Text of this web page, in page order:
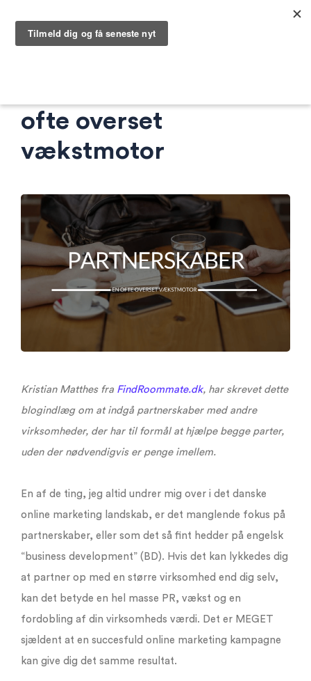
ofte overset
vækstmotor
Kristian Matthes fra FindRoommate.dk, har skrevet dette
blogindlæg om at indgå partnerskaber med andre
virksomheder, der har til formål at hjælpe begge parter,
uden der nødvendigvis er penge imellem.
En af de ting, jeg altid undrer mig over i det danske
online marketing landskab, er det manglende fokus på
partnerskaber, eller som det så fint hedder på engelsk
“business development” (BD). Hvis det kan lykkedes dig
at partner op med en større virksomhed end dig selv,
kan det betyde en hel masse PR, vækst og en
fordobling af din virksomheds værdi. Det er MEGET
sjældent at en succesfuld online marketing kampagne
kan give dig det samme resultat.